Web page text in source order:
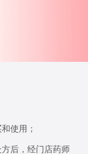
使用；
后，经门店药师